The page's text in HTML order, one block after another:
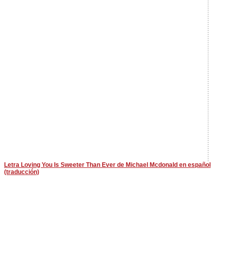
Letra Loving You Is Sweeter Than Ever de Michael Mcdonald en español
(traducción)